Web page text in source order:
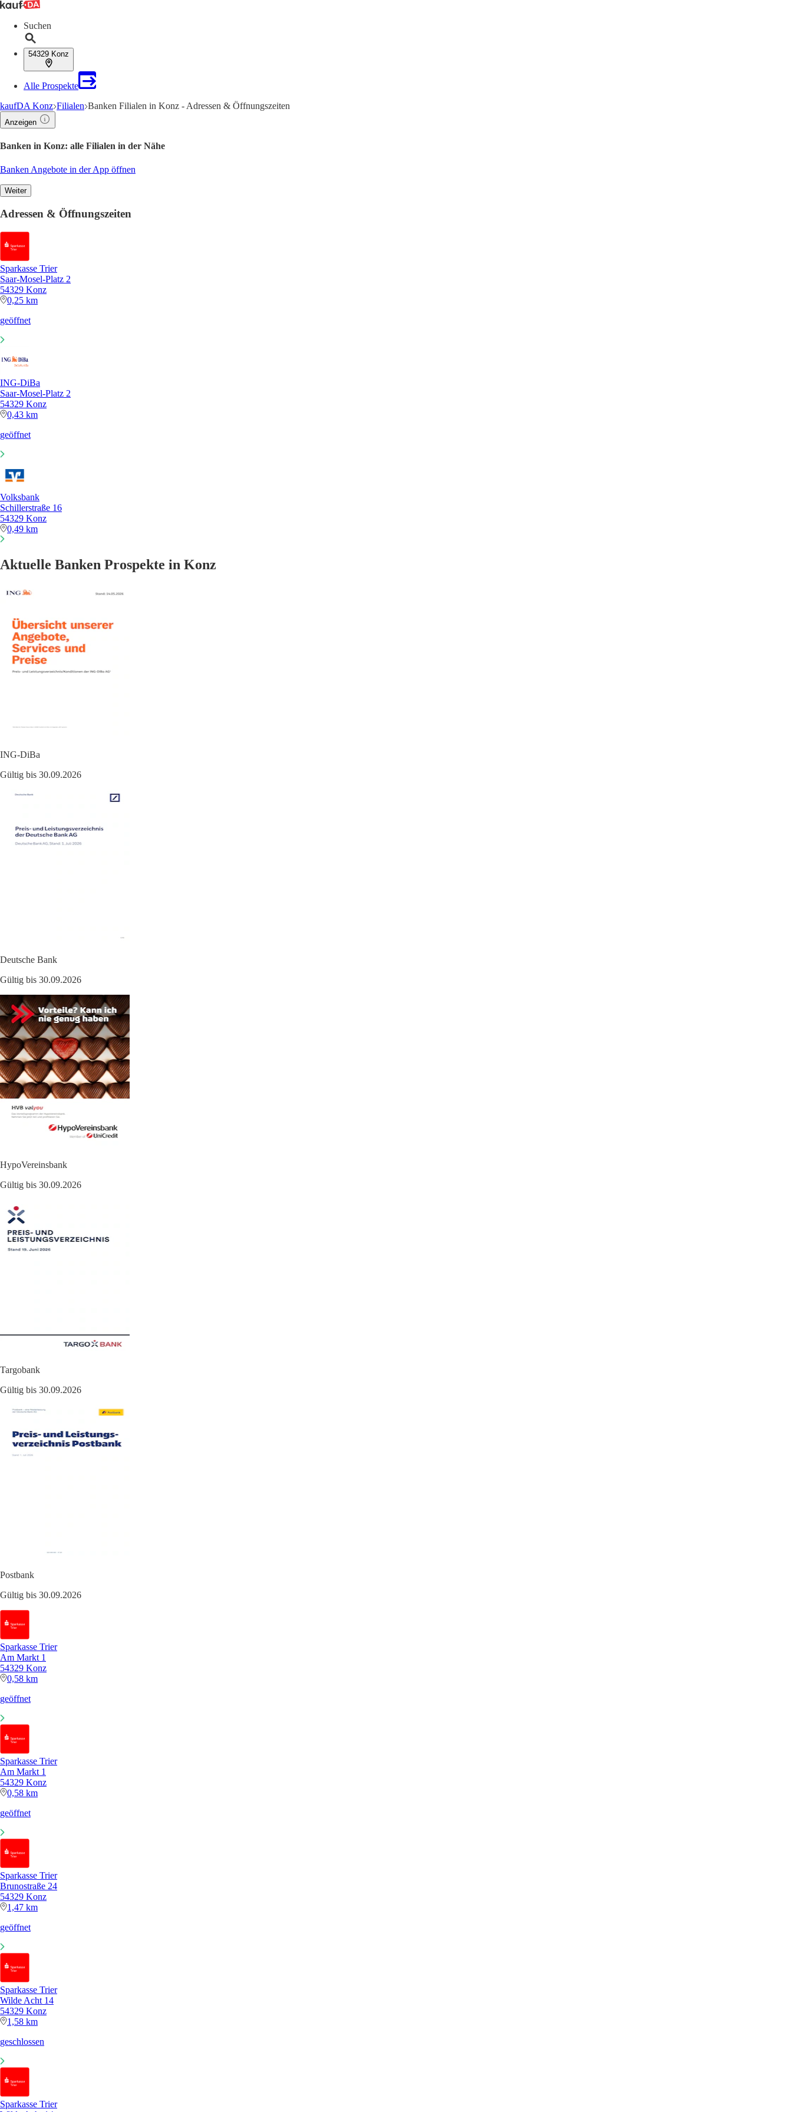
Suchen
54329 Konz
Alle Prospekte
kaufDA Konz Filialen Banken Filialen in Konz - Adressen & Öffnungszeiten
Anzeigen
Banken in Konz: alle Filialen in der Nähe
Banken Angebote in der App öffnen
Weiter
Adressen & Öffnungszeiten
Sparkasse Trier
Saar-Mosel-Platz 2
54329 Konz
0,25 km
geöffnet
ING-DiBa
Saar-Mosel-Platz 2
54329 Konz
0,43 km
geöffnet
Volksbank
Schillerstraße 16
54329 Konz
0,49 km
Aktuelle Banken Prospekte in Konz
ING-DiBa
Gültig bis 30.09.2026
Deutsche Bank
Gültig bis 30.09.2026
HypoVereinsbank
Gültig bis 30.09.2026
Targobank
Gültig bis 30.09.2026
Postbank
Gültig bis 30.09.2026
Sparkasse Trier
Am Markt 1
54329 Konz
0,58 km
geöffnet
Sparkasse Trier
Am Markt 1
54329 Konz
0,58 km
geöffnet
Sparkasse Trier
Brunostraße 24
54329 Konz
1,47 km
geöffnet
Sparkasse Trier
Wilde Acht 14
54329 Konz
1,58 km
geschlossen
Sparkasse Trier